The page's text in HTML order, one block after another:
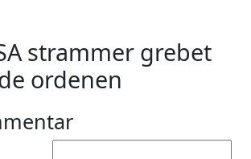
strammer grebet
ordenen